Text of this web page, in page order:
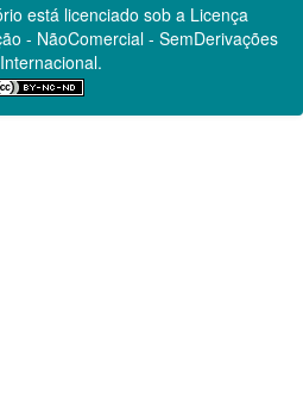
está licenciado sob a Licença
- NãoComercial - SemDerivações